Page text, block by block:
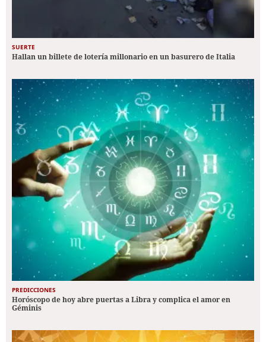
SUERTE
Hallan un billete de lotería millonario en un basurero de Italia
PREDICCIONES
Horóscopo de hoy abre puertas a Libra y complica el amor en
Géminis